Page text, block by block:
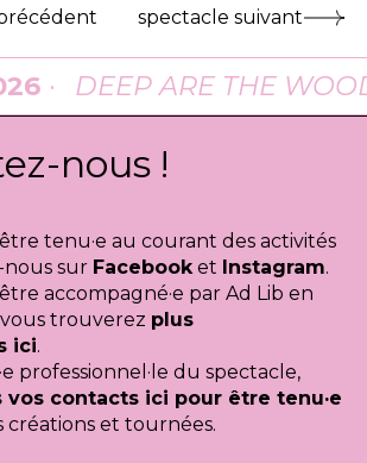
spectacle suivant
DEEP ARE THE WOODS
nous !
tenu·e au courant des activités
nous sur Facebooket Instagram.
accompagné·e par Ad Lib en
trouverez plus
ici.
professionnel·le du spectacle,
vos contacts ici pour être tenu·e
créations et tournées.